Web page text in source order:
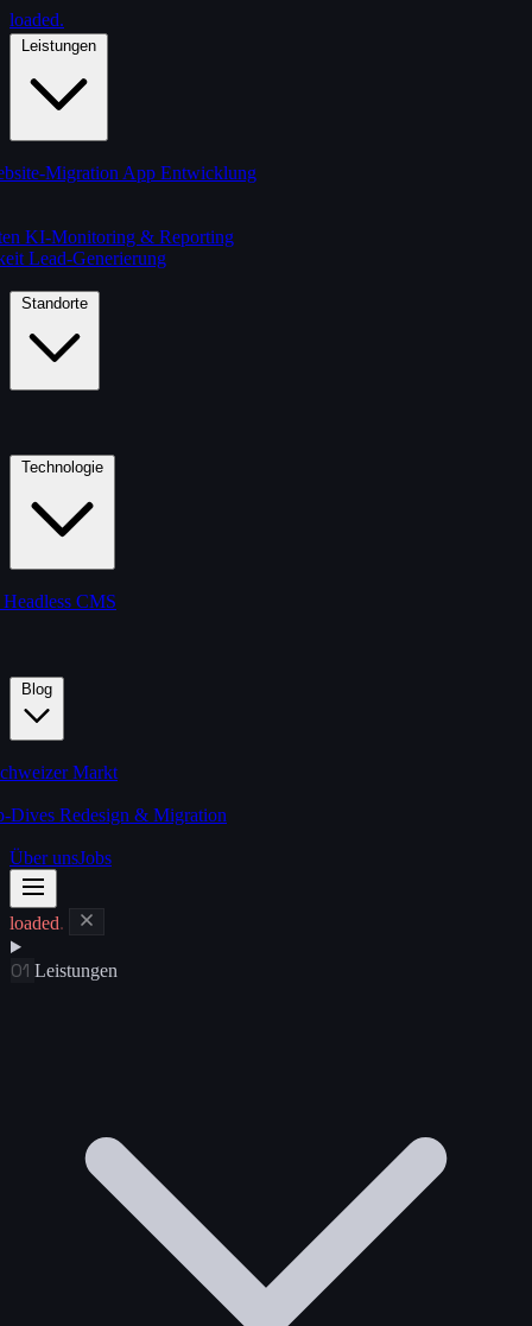
loaded.
Migration App Entwicklung
KI-Monitoring & Reporting
Lead-Generierung
Headless CMS
Markt
Dives Redesign & Migration
Über unsJobs
loaded.
01 Leistungen